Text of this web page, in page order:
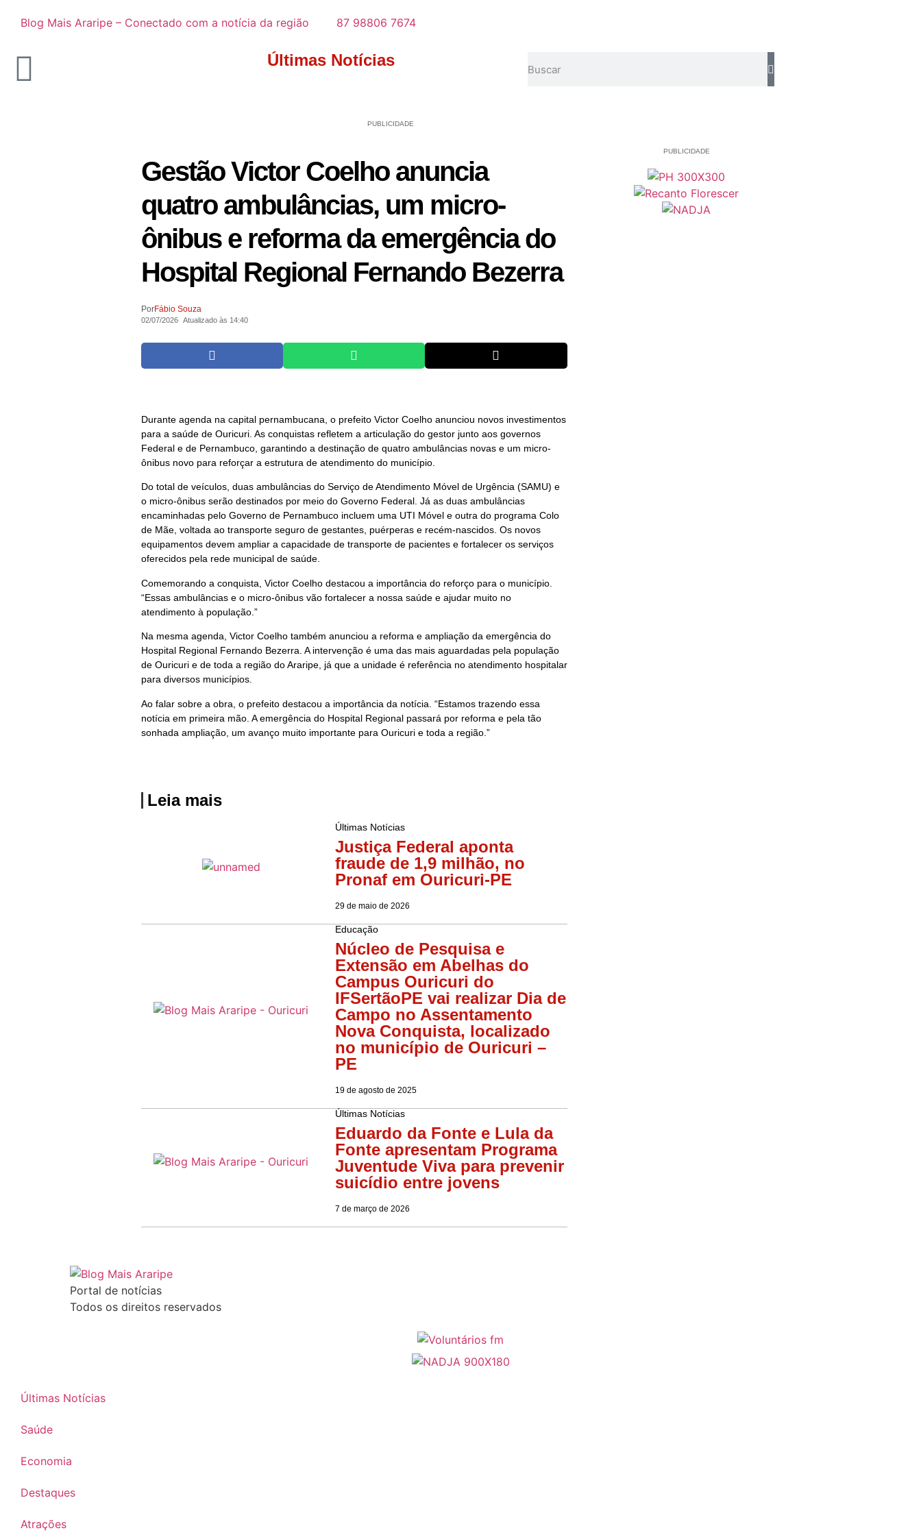
Blog Mais Araripe – Conectado com a notícia da região 87 98806 7674
Últimas Notícias
PUBLICIDADE
Gestão Victor Coelho anuncia
quatro ambulâncias, um micro-
ônibus e reforma da emergência do
Hospital Regional Fernando Bezerra
PorFábio Souza
02/07/2026 Atualizado às 14:40
Durante agenda na capital pernambucana, o prefeito Victor Coelho anunciou novos investimentos
para a saúde de Ouricuri. As conquistas refletem a articulação do gestor junto aos governos
Federal e de Pernambuco, garantindo a destinação de quatro ambulâncias novas e um micro-
ônibus novo para reforçar a estrutura de atendimento do município.
Do total de veículos, duas ambulâncias do Serviço de Atendimento Móvel de Urgência (SAMU) e
o micro-ônibus serão destinados por meio do Governo Federal. Já as duas ambulâncias
encaminhadas pelo Governo de Pernambuco incluem uma UTI Móvel e outra do programa Colo
de Mãe, voltada ao transporte seguro de gestantes, puérperas e recém-nascidos. Os novos
equipamentos devem ampliar a capacidade de transporte de pacientes e fortalecer os serviços
oferecidos pela rede municipal de saúde.
Comemorando a conquista, Victor Coelho destacou a importância do reforço para o município.
“Essas ambulâncias e o micro-ônibus vão fortalecer a nossa saúde e ajudar muito no
atendimento à população.”
Na mesma agenda, Victor Coelho também anunciou a reforma e ampliação da emergência do
Hospital Regional Fernando Bezerra. A intervenção é uma das mais aguardadas pela população
de Ouricuri e de toda a região do Araripe, já que a unidade é referência no atendimento hospitalar
para diversos municípios.
Ao falar sobre a obra, o prefeito destacou a importância da notícia. “Estamos trazendo essa
notícia em primeira mão. A emergência do Hospital Regional passará por reforma e pela tão
sonhada ampliação, um avanço muito importante para Ouricuri e toda a região.”
Leia mais
Últimas Notícias
Justiça Federal aponta
fraude de 1,9 milhão, no
Pronaf em Ouricuri-PE
29 de maio de 2026
Educação
Núcleo de Pesquisa e
Extensão em Abelhas do
Campus Ouricuri do
IFSertãoPE vai realizar Dia de
Campo no Assentamento
Nova Conquista, localizado
no município de Ouricuri –
PE
19 de agosto de 2025
Últimas Notícias
Eduardo da Fonte e Lula da
Fonte apresentam Programa
Juventude Viva para prevenir
suicídio entre jovens
7 de março de 2026
PUBLICIDADE
Portal de notícias
Todos os direitos reservados
Últimas Notícias
Saúde
Economia
Destaques
Atrações